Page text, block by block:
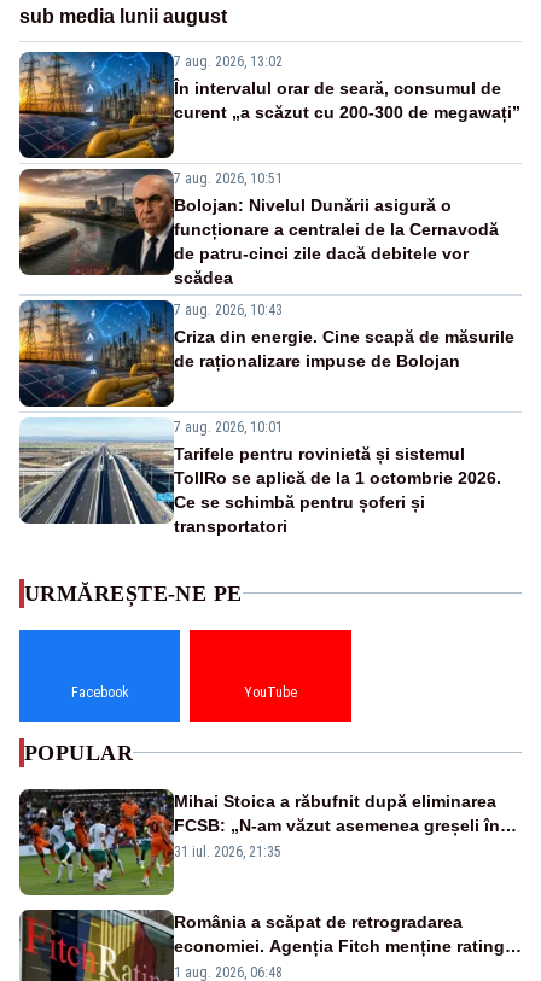
sub media lunii august
7 aug. 2026, 13:02
În intervalul orar de seară, consumul de
curent „a scăzut cu 200-300 de megawați”
7 aug. 2026, 10:51
Bolojan: Nivelul Dunării asigură o
funcționare a centralei de la Cernavodă
de patru-cinci zile dacă debitele vor
scădea
7 aug. 2026, 10:43
Criza din energie. Cine scapă de măsurile
de raționalizare impuse de Bolojan
7 aug. 2026, 10:01
Tarifele pentru rovinietă și sistemul
TollRo se aplică de la 1 octombrie 2026.
Ce se schimbă pentru șoferi și
transportatori
URMĂREȘTE-NE PE
Facebook YouTube
POPULAR
Mihai Stoica a răbufnit după eliminarea
FCSB: „N-am văzut asemenea greșeli în
190 de meciuri europene”
31 iul. 2026, 21:35
România a scăpat de retrogradarea
economiei. Agenția Fitch menține ratingul
„BBB-” cu perspectivă negativă
1 aug. 2026, 06:48